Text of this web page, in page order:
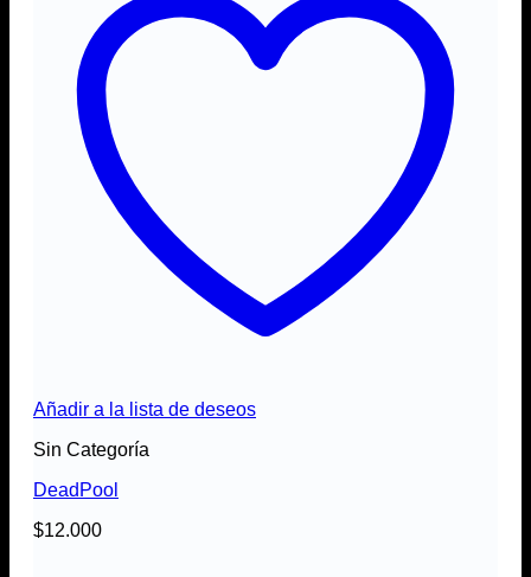
Añadir a la lista de deseos
Sin Categoría
DeadPool
$12.000